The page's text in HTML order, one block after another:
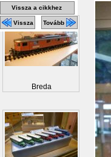
Vissza a cikkhez
Vissza Tovább
Breda